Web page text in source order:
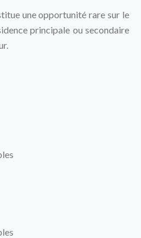
une opportunité rare sur le
principale ou secondaire